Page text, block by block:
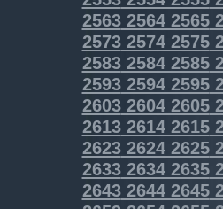
256325642565
257325742575
258325842585
259325942595
260326042605
261326142615
262326242625
263326342635
264326442645